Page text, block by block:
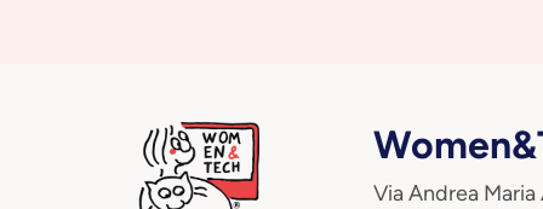
Via Andrea Maria